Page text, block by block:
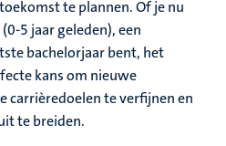
te plannen. Of je nu
5 jaar geleden), een
bachelorjaar bent, het
kans om nieuwe
carrièredoelen te verfijnen en
te breiden.